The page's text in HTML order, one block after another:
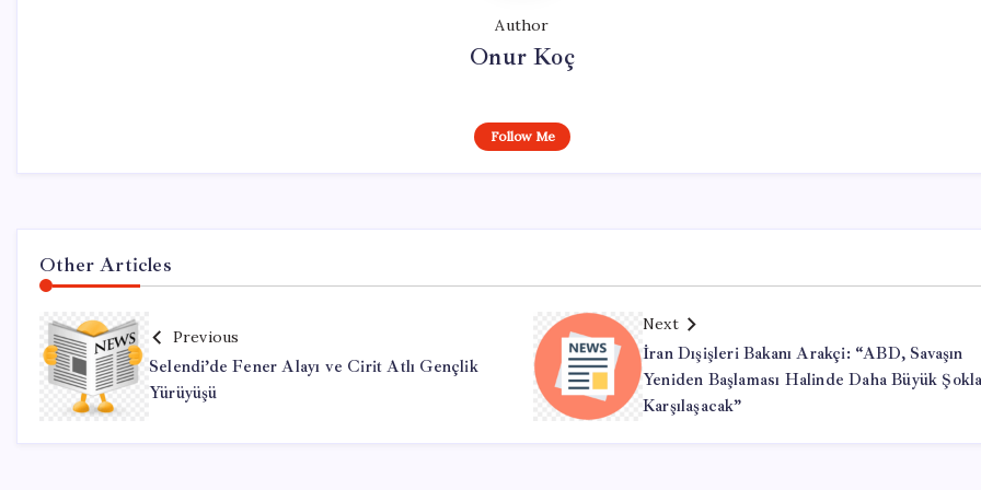
Author
Onur Koç
Follow Me
Other Articles
Previous
Selendi’de Fener Alayı ve Cirit Atlı Gençlik
Yürüyüşü
Next
İran Dışişleri Bakanı Arakçi: “ABD, Savaşın
Yeniden Başlaması Halinde Daha Büyük
Karşılaşacak”